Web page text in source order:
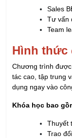
Sales
Tư vấn
Team
Hình thức
Chương trình
tác cao, tập trung
dụng ngay vào
Khóa học bao
Thuyết
Trao